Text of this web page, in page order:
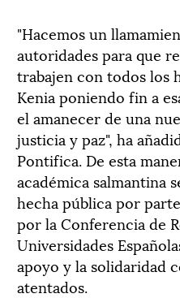
"Hacemos un
autoridades para que
trabajen con todos los
Kenia poniendo fin a
el amanecer de una
justicia y paz", ha
Pontifica. De esta
académica salmantina
hecha pública por
por la Conferencia de
Universidades
apoyo y la solidaridad
atentados.